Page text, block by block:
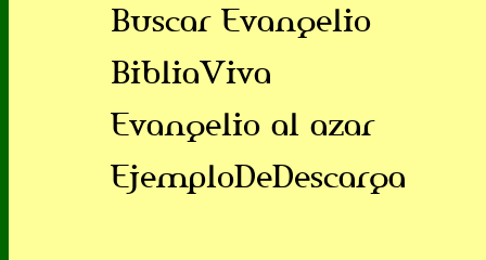
Buscar Evangelio
BibliaViva
Evangelio al azar
EjemploDeDescarga